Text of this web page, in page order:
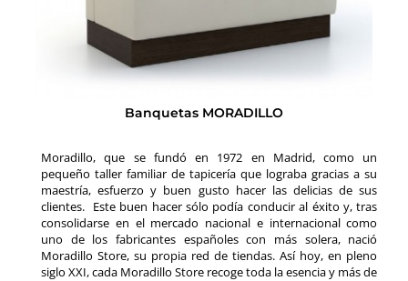
Banquetas MORADILLO
Moradillo, que se fundó en 1972 en Madrid, como un
pequeño taller familiar de tapicería que lograba gracias a su
maestría, esfuerzo y buen gusto hacer las delicias de sus
clientes. Este buen hacer sólo podía conducir al éxito y, tras
consolidarse en el mercado nacional e internacional como
uno de los fabricantes españoles con más solera, nació
Moradillo Store, su propia red de tiendas. Así hoy, en pleno
siglo XXI, cada Moradillo Store recoge toda la esencia y más de